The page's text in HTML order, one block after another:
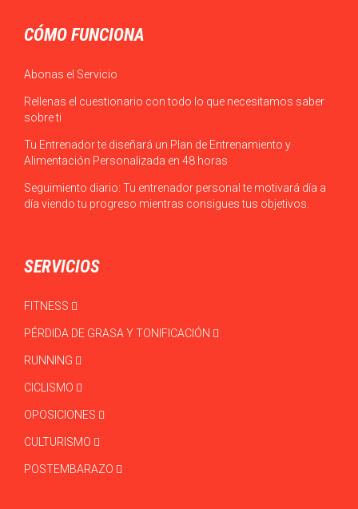
CÓMO FUNCIONA
Abonas el Servicio
Rellenas el cuestionario con todo lo que necesitamos saber
sobre ti
Tu Entrenador te diseñará un Plan de Entrenamiento y
Alimentación Personalizada en 48 horas
Seguimiento diario: Tu entrenador personal te motivará día a
día viendo tu progreso mientras consigues tus objetivos.
SERVICIOS
FITNESS
PÉRDIDA DE GRASA Y TONIFICACIÓN
RUNNING
CICLISMO
OPOSICIONES
CULTURISMO
POSTEMBARAZO